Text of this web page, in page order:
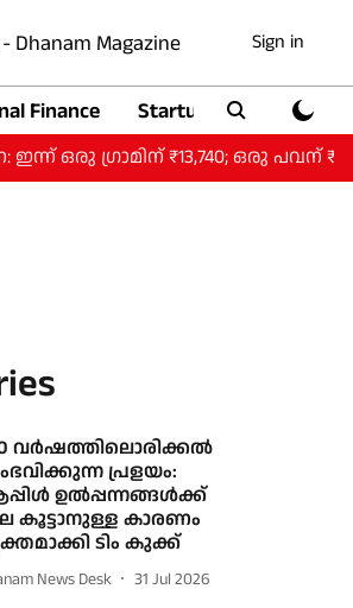
Dhanam Magazine Sign in
Finance Startup
​ഗ്രാമിന് ₹13,740; ഒരു പവന്
വർഷത്തിലൊരിക്കൽ
പ്രളയം:
ഉൽപ്പന്നങ്ങൾക്ക്
കൂട്ടാനുള്ള കാരണം
ടിം കുക്ക്
News Desk 31 Jul 2026